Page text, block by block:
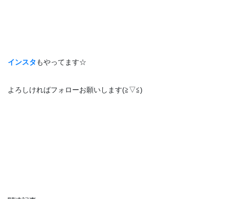
インスタ もやってます☆
よろしければフォローお願いします(≧▽≦)